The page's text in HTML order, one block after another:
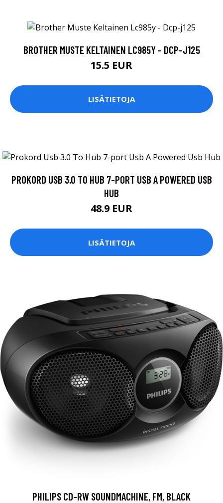
BROTHER MUSTE KELTAINEN LC985Y - DCP-J125
15.5 EUR
LISÄTIETOJA
PROKORD USB 3.0 TO HUB 7-PORT USB A POWERED USB
HUB
48.9 EUR
LISÄTIETOJA
PHILIPS CD-RW SOUNDMACHINE, FM, BLACK